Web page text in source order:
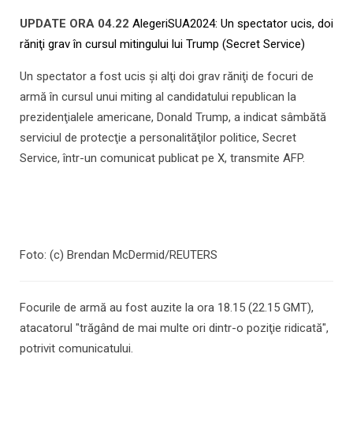
UPDATE ORA 04.22 AlegeriSUA2024: Un spectator ucis, doi
răniţi grav în cursul mitingului lui Trump (Secret Service)
Un spectator a fost ucis şi alţi doi grav răniţi de focuri de
armă în cursul unui miting al candidatului republican la
prezidenţialele americane, Donald Trump, a indicat sâmbătă
serviciul de protecţie a personalităţilor politice, Secret
Service, într-un comunicat publicat pe X, transmite AFP.
Foto: (c) Brendan McDermid/REUTERS
Focurile de armă au fost auzite la ora 18.15 (22.15 GMT),
atacatorul "trăgând de mai multe ori dintr-o poziţie ridicată",
potrivit comunicatului.